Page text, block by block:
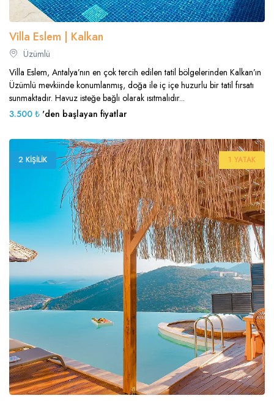
Villa Eslem | Kalkan
Üzümlü
Villa Eslem, Antalya’nın en çok tercih edilen tatil bölgelerinden Kalkan’ın
Üzümlü mevkiinde konumlanmış, doğa ile iç içe huzurlu bir tatil fırsatı
sunmaktadır. Havuz isteğe bağlı olarak ısıtmalıdır...
3.500 ₺ 'den başlayan fiyatlar
2 KIŞILIK 1 YATAK